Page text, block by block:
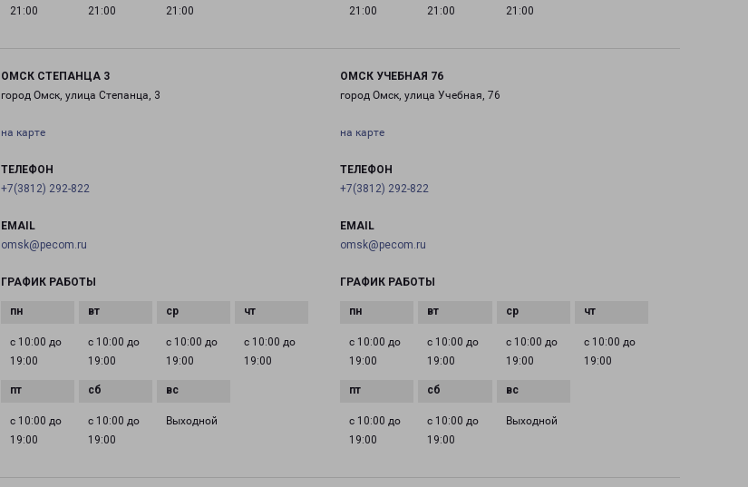
21:00
21:00
21:00
21:00
21:00
21:00
ОМСК СТЕПАНЦА 3
город Омск, улица Степанца, 3
на карте
ТЕЛЕФОН
+7(3812) 292-822
EMAIL
omsk@pecom.ru
ГРАФИК РАБОТЫ
с 10:00 до
19:00
с 10:00 до
19:00
с 10:00 до
19:00
с 10:00 до
19:00
с 10:00 до
19:00
с 10:00 до
19:00
Выходной
ОМСК УЧЕБНАЯ 76
город Омск, улица Учебная, 76
на карте
ТЕЛЕФОН
+7(3812) 292-822
EMAIL
omsk@pecom.ru
ГРАФИК РАБОТЫ
с 10:00 до
19:00
с 10:00 до
19:00
с 10:00 до
19:00
с 10:00 до
19:00
с 10:00 до
19:00
с 10:00 до
19:00
Выходной